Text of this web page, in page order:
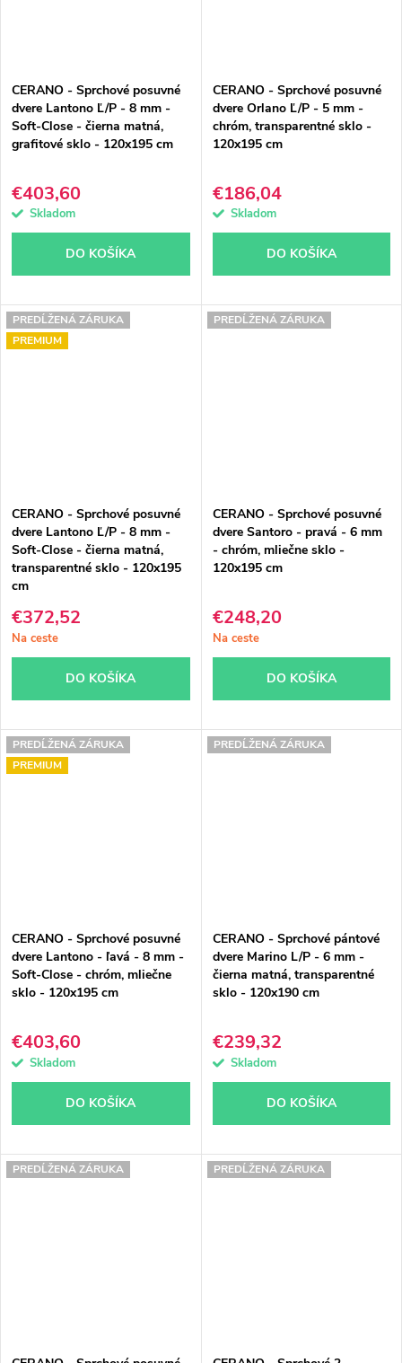
CERANO - Sprchové posuvné
dvere Lantono Ľ/P - 8 mm -
Soft-Close - čierna matná,
grafitové sklo - 120x195 cm
€403,60
Skladom
DO KOŠÍKA
CERANO - Sprchové posuvné
dvere Orlano Ľ/P - 5 mm -
chróm, transparentné sklo -
120x195 cm
€186,04
Skladom
DO KOŠÍKA
PREDĹŽENÁ ZÁRUKA
PREMIUM
CERANO - Sprchové posuvné
dvere Lantono Ľ/P - 8 mm -
Soft-Close - čierna matná,
transparentné sklo - 120x195
cm
€372,52
Na ceste
DO KOŠÍKA
PREDĹŽENÁ ZÁRUKA
CERANO - Sprchové posuvné
dvere Santoro - pravá - 6 mm
- chróm, mliečne sklo -
120x195 cm
€248,20
Na ceste
DO KOŠÍKA
PREDĹŽENÁ ZÁRUKA
PREMIUM
CERANO - Sprchové posuvné
dvere Lantono - ľavá - 8 mm -
Soft-Close - chróm, mliečne
sklo - 120x195 cm
€403,60
Skladom
DO KOŠÍKA
PREDĹŽENÁ ZÁRUKA
CERANO - Sprchové pántové
dvere Marino L/P - 6 mm -
čierna matná, transparentné
sklo - 120x190 cm
€239,32
Skladom
DO KOŠÍKA
PREDĹŽENÁ ZÁRUKA PREDĹŽENÁ ZÁRUKA